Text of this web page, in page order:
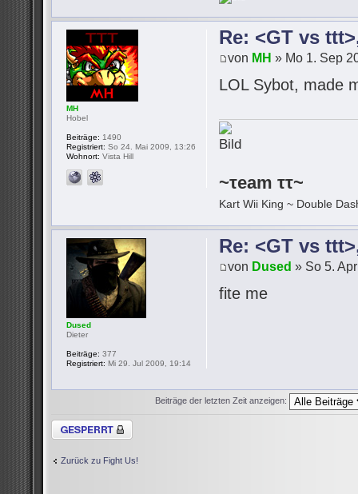
Re: <GT vs
von MH » Mo 1. Sep
LOL Sybot, made
~τeam ττ~
Kart Wii King ~ Double
MH
Hobel
Beiträge: 1490
Registriert: So 24. Mai 2009, 13:26
Wohnort: Vista Hill
Re: <GT vs
von Dused » So 5.
fite me
Dused
Dieter
Beiträge: 377
Registriert: Mi 29. Jul 2009, 19:14
Beiträge der letzten Zeit anzeigen:
Thema gesperrt
Zurück zu Fight Us!